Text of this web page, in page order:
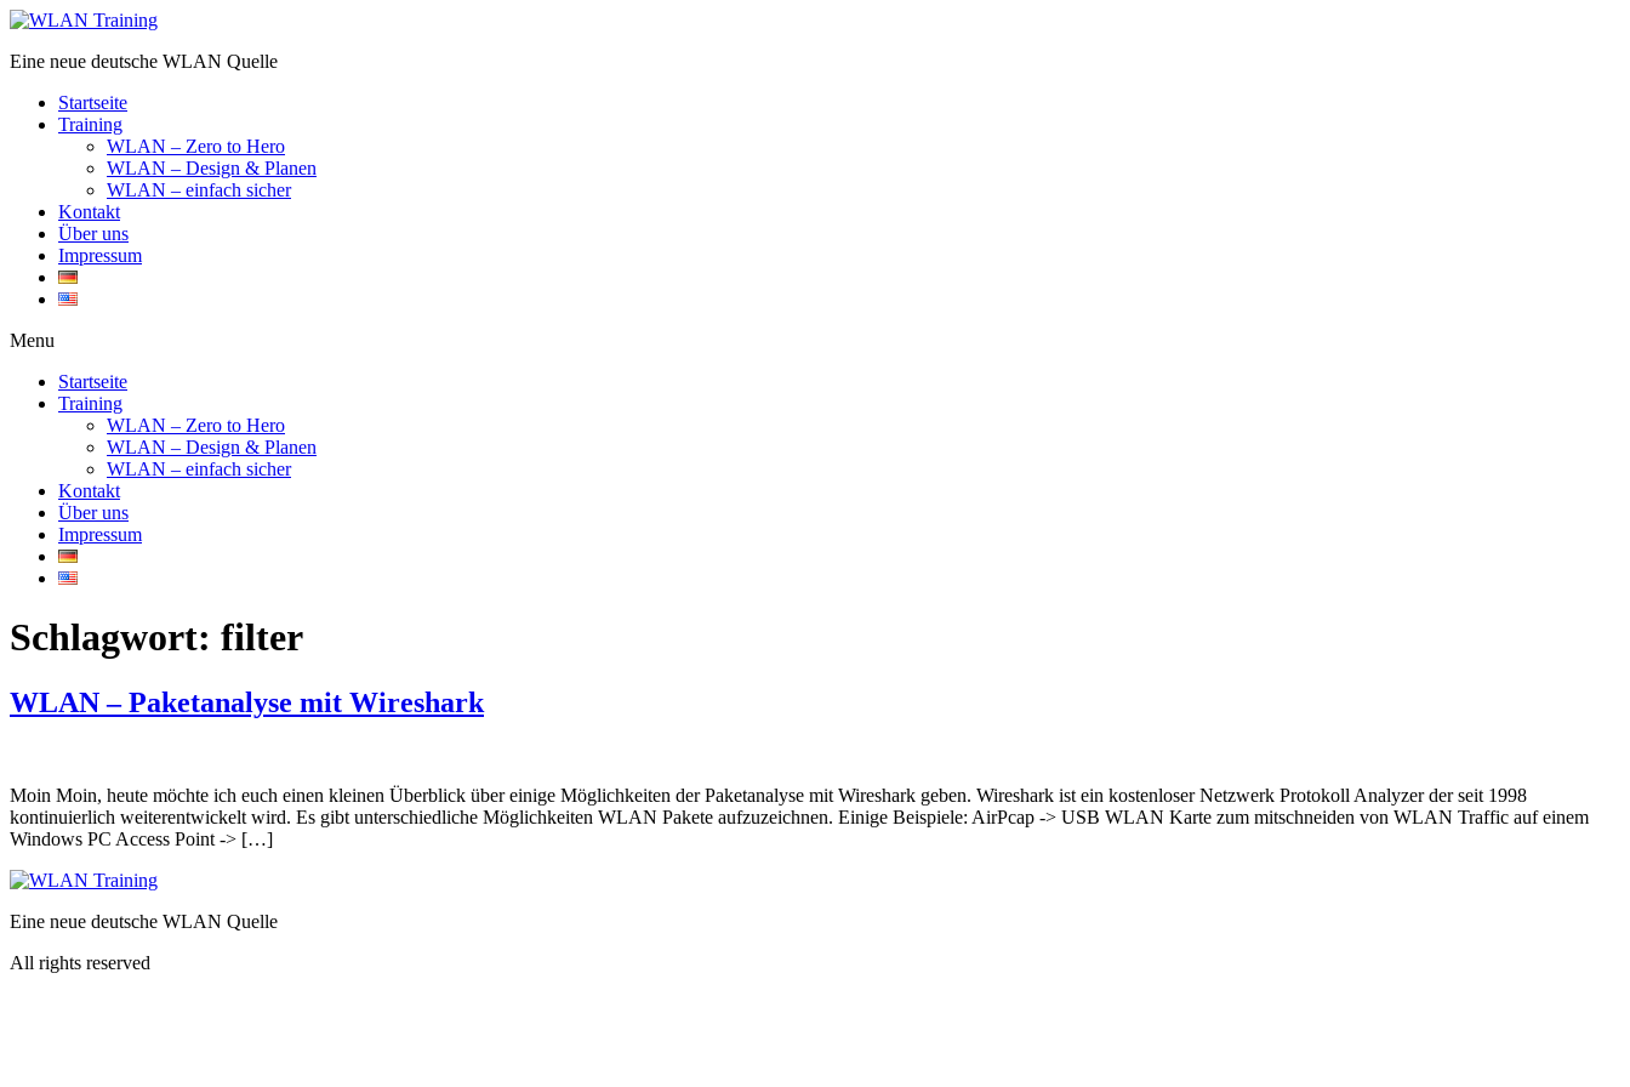
Eine neue deutsche WLAN Quelle
Startseite
Training
WLAN – Zero to Hero
WLAN – Design & Planen
WLAN – einfach sicher
Kontakt
Über uns
Impressum
Menu
Startseite
Training
WLAN – Zero to Hero
WLAN – Design & Planen
WLAN – einfach sicher
Kontakt
Über uns
Impressum
Schlagwort: filter
WLAN – Paketanalyse mit Wireshark
Moin Moin, heute möchte ich euch einen kleinen Überblick über einige Möglichkeiten der Paketanalyse mit Wireshark geben. Wireshark ist ein kostenloser Netzwerk Protokoll Analyzer der seit 1998
kontinuierlich weiterentwickelt wird. Es gibt unterschiedliche Möglichkeiten WLAN Pakete aufzuzeichnen. Einige Beispiele: AirPcap -> USB WLAN Karte zum mitschneiden von WLAN Traffic auf einem
Windows PC Access Point -> […]
Eine neue deutsche WLAN Quelle
All rights reserved